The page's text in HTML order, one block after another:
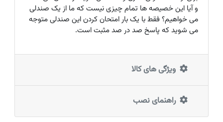
و آیا این خصیصه ها تمام چیزی نیست که ما از یک صندلی
می خواهیم؟ فقط با یک بار امتحان کردن این صندلی متوجه
می شوید که پاسخ صد در صد مثبت است.
ویژگی های کالا
راهنمای نصب